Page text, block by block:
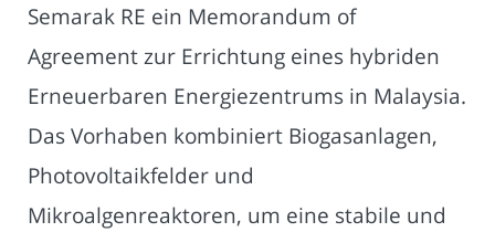
Semarak RE ein Memorandum of
Agreement zur Errichtung eines hybriden
Erneuerbaren Energiezentrums in Malaysia.
Das Vorhaben kombiniert Biogasanlagen,
Photovoltaikfelder und
Mikroalgenreaktoren, um eine stabile und